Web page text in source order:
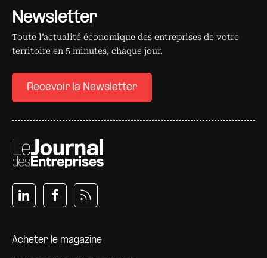
Newsletter
Toute l’actualité économique des entreprises de votre
territoire en 5 minutes, chaque jour.
Recevoir la Newsletter
Pied de page
Acheter le magazine